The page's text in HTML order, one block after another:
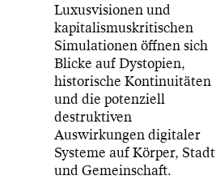
Luxusvisionen und
kapitalismuskritischen
Simulationen öffnen sich
Blicke auf Dystopien,
historische Kontinuitäten
und die potenziell
destruktiven
Auswirkungen digitaler
Systeme auf Körper, Stadt
und Gemeinschaft.